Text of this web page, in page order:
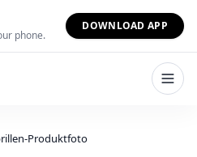
phone.
DOWNLOAD APP
Produktfoto